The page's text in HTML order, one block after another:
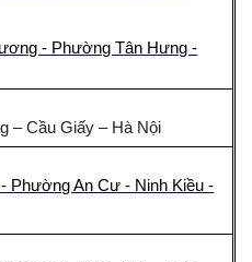
- Phường Tân Hưng -
– Cầu Giấy – Hà Nội
Phường An Cư - Ninh Kiều -